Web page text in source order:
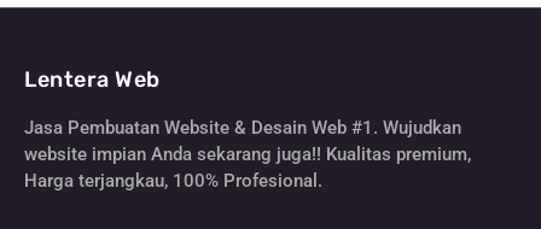
Lentera Web
Jasa Pembuatan Website & Desain Web #1. Wujudkan
website impian Anda sekarang juga!! Kualitas premium,
Harga terjangkau, 100% Profesional.